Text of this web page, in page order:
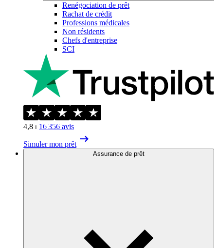
Renégociation de prêt
Rachat de crédit
Professions médicales
Non résidents
Chefs d'entreprise
SCI
4,8 ⏐ 16 356 avis
Simuler mon prêt
Assurance de prêt